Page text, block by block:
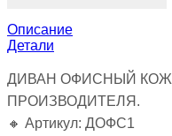
Описание
Детали
ДИВАН ОФИСНЫЙ
ПРОИЗВОДИТЕЛЯ.
🔸 Артикул: ДОФС1